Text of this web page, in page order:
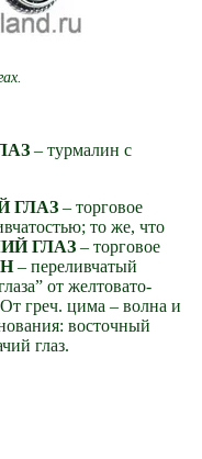
– турмалин с
ГЛАЗ – торговое
то же, что
ГЛАЗ – торговое
– переливчатый
от желтовато-
греч. цима – волна и
восточный
глаз.